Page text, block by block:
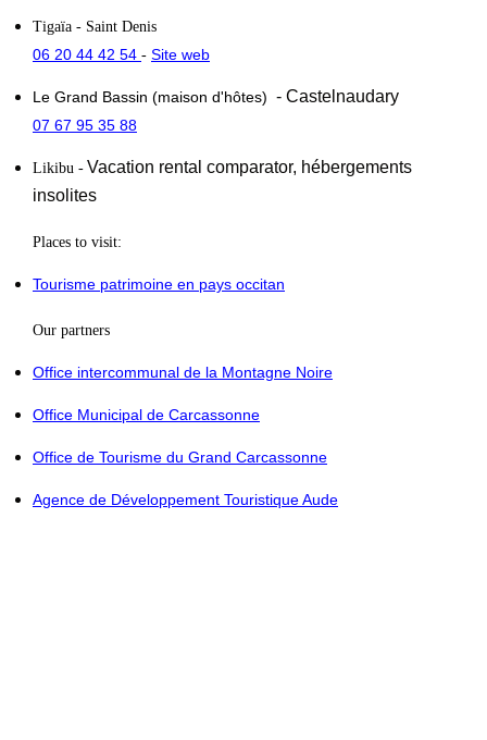
Tigaïa - Saint Denis
06 20 44 42 54 - Site web
Le Grand Bassin (maison d'hôtes) - Castelnaudary
07 67 95 35 88
Likibu - Vacation rental comparator, hébergements
insolites
Places to visit:
Tourisme patrimoine en pays occitan
Our partners
Office intercommunal de la Montagne Noire
Office Municipal de Carcassonne
Office de Tourisme du Grand Carcassonne
Agence de Développement Touristique Aude